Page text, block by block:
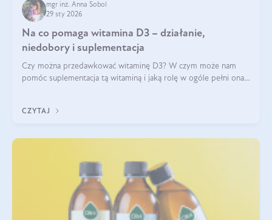
mgr inż. Anna Sobol
29 sty 2026
Na co pomaga witamina D3 – działanie,
niedobory i suplementacja
Czy można przedawkować witaminę D3? W czym może nam
pomóc suplementacja tą witaminą i jaką rolę w ogóle pełni ona
robić?
CZYTAJ